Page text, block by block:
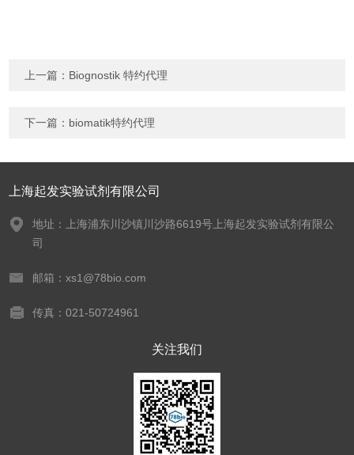
上一篇： Biognostik 特约代理
下一篇： biomatik特约代理
上海起发实验试剂有限公司
地址：上海浦东川沙镇川沙路6619号上海起发实验试剂有限公
司
邮箱：xs1@78bio.com
传真：021-50724961
关注我们